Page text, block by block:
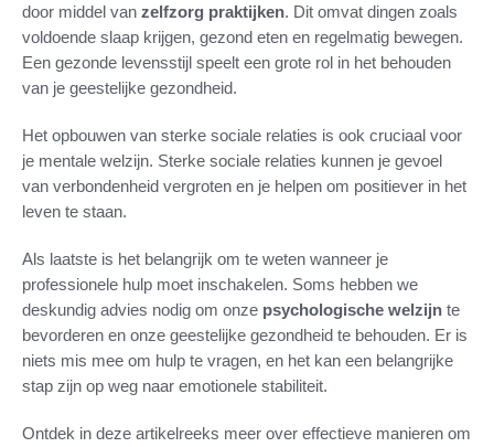
door middel van zelfzorg praktijken. Dit omvat dingen zoals
voldoende slaap krijgen, gezond eten en regelmatig bewegen.
Een gezonde levensstijl speelt een grote rol in het behouden
van je geestelijke gezondheid.
Het opbouwen van sterke sociale relaties is ook cruciaal voor
je mentale welzijn. Sterke sociale relaties kunnen je gevoel
van verbondenheid vergroten en je helpen om positiever in het
leven te staan.
Als laatste is het belangrijk om te weten wanneer je
professionele hulp moet inschakelen. Soms hebben we
deskundig advies nodig om onze psychologische welzijn te
bevorderen en onze geestelijke gezondheid te behouden. Er is
niets mis mee om hulp te vragen, en het kan een belangrijke
stap zijn op weg naar emotionele stabiliteit.
Ontdek in deze artikelreeks meer over effectieve manieren om